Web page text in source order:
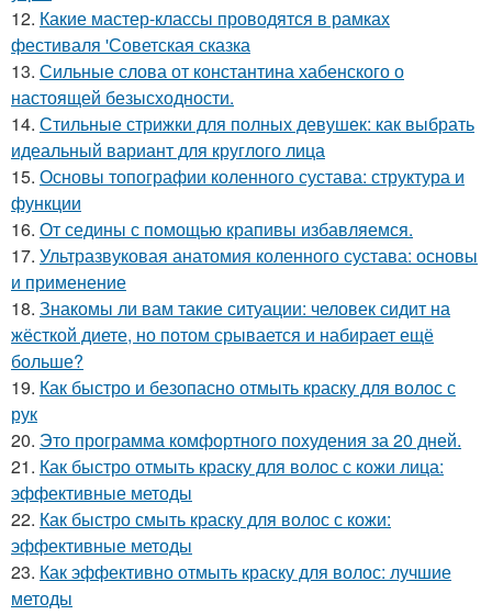
12. Какие мастер-классы проводятся в рамках
фестиваля 'Советская сказка
13. Сильные слова от константина хабенского о
настоящей безысходности.
14. Стильные стрижки для полных девушек: как выбрать
идеальный вариант для круглого лица
15. Основы топографии коленного сустава: структура и
функции
16. От седины с помощью крапивы избавляемся.
17. Ультразвуковая анатомия коленного сустава: основы
и применение
18. Знакомы ли вам такие ситуации: человек сидит на
жёсткой диете, но потом срывается и набирает ещё
больше?
19. Как быстро и безопасно отмыть краску для волос с
рук
20. Это программа комфортного похудения за 20 дней.
21. Как быстро отмыть краску для волос с кожи лица:
эффективные методы
22. Как быстро смыть краску для волос с кожи:
эффективные методы
23. Как эффективно отмыть краску для волос: лучшие
методы